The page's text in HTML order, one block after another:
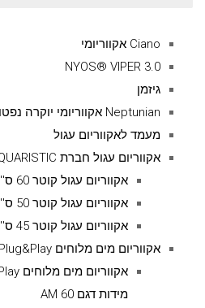
Ciano אקווריומי
NYOS® VIPER 3.0
גיזמן
Neptunian אקווריומי יוקרה נפטוליין
מעמד לאקווריום עגול
אקווריום עגול חברת AQUARISTIC
אקווריום עגול קוטר 60 ס''מ חברת AQUARISTIC
אקווריום עגול קוטר 50 ס''מ חברת AQUARISTIC
אקווריום עגול קוטר 45 ס''מ חברת AQUARISTIC
אקווריום מים מלוחים Plug&Play קומפלט
מידות דגם AM 60